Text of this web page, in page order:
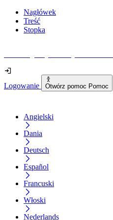
Nagłówek
Treść
Stopka
Logowanie Otwórz pomoc Pomoc
Angielski
Dania
Deutsch
Español
Francuski
Włoski
Nederlands